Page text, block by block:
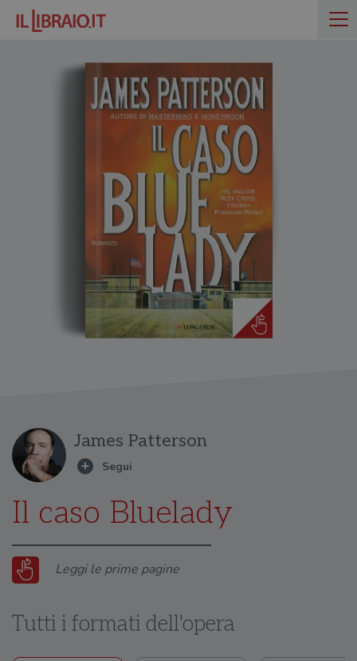
James Patterson
Il caso Bluelady
Leggi le prime pagine
Tutti i formati dell'opera